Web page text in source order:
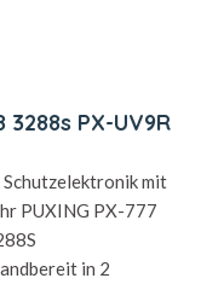
3288s PX-UV9R
mit
PUXING PX-777
in 2